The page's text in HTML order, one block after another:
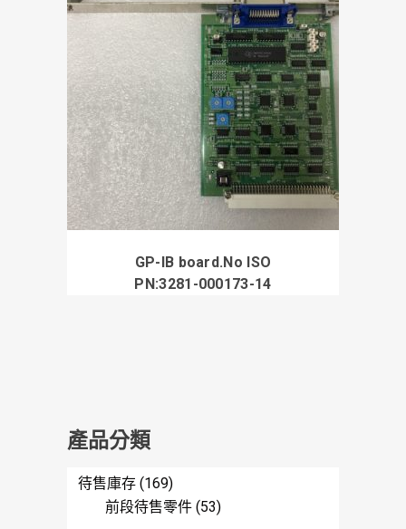
GP-IB board.No ISO
PN:3281-000173-14
產品分類
待售庫存 (169)
前段待售零件 (53)